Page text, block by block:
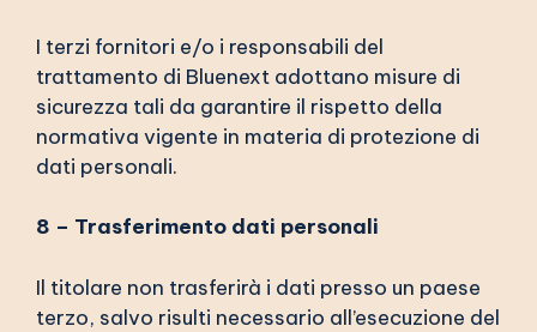
I terzi fornitori e/o i responsabili del
trattamento di Bluenext adottano misure di
sicurezza tali da garantire il rispetto della
normativa vigente in materia di protezione di
dati personali.
8 – Trasferimento dati personali
Il titolare non trasferirà i dati presso un paese
terzo, salvo risulti necessario all’esecuzione del